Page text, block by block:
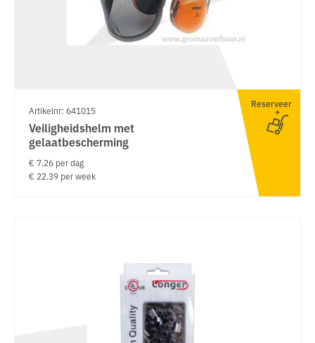
Artikelnr: 641015
Veiligheidshelm met
gelaatbescherming
€ 7.26 per dag
€ 22.39 per week
Reserveer